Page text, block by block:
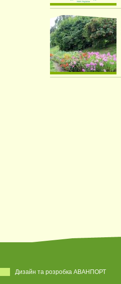
Дизайн та розробка АВАНПОРТ